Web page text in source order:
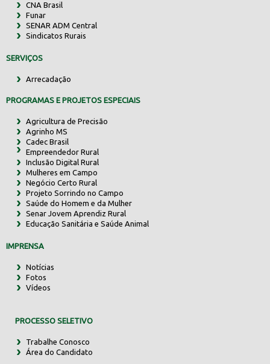
CNA Brasil
Funar
SENAR ADM Central
Sindicatos Rurais
SERVIÇOS
Arrecadação
PROGRAMAS E PROJETOS ESPECIAIS
Agricultura de Precisão
Agrinho MS
Cadec Brasil
Empreendedor Rural
Inclusão Digital Rural
Mulheres em Campo
Negócio Certo Rural
Projeto Sorrindo no Campo
Saúde do Homem e da Mulher
Senar Jovem Aprendiz Rural
Educação Sanitária e Saúde Animal
IMPRENSA
Notícias
Fotos
Vídeos
PROCESSO SELETIVO
Trabalhe Conosco
Área do Candidato